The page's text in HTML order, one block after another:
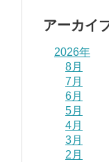
アーカイ
2026年
8月
7月
6月
5月
4月
3月
2月